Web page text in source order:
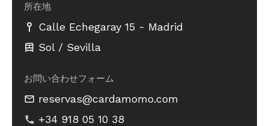
所在地
Calle Echegaray 15 - Madrid
Sol / Sevilla
お問い合わせフォーム
reservas@cardamomo.com
+34 918 05 10 38